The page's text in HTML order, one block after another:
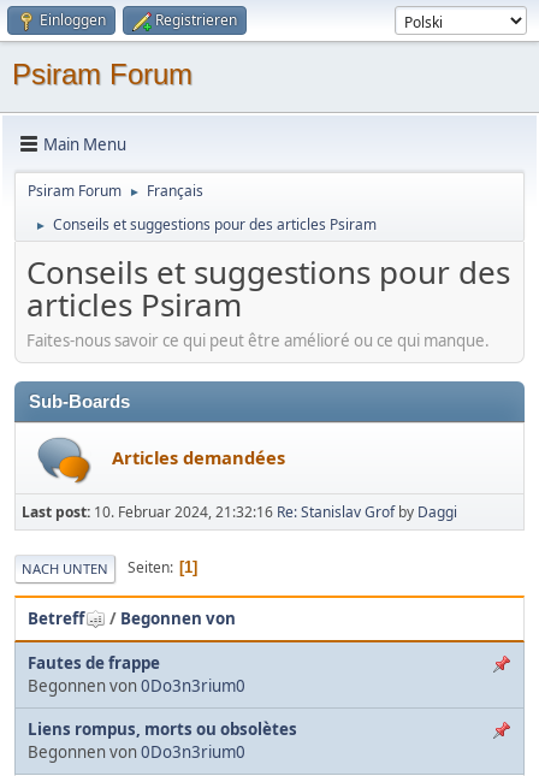
Einloggen Registrieren
Psiram Forum
Main Menu
Psiram Forum ► Français
► Conseils et suggestions pour des articles Psiram
Conseils et suggestions pour des
articles Psiram
Faites-nous savoir ce qui peut être amélioré ou ce qui manque.
Sub-Boards
Articles demandées
Last post: 10. Februar 2024, 21:32:16 Re: Stanislav Grofby Daggi
NACH UNTEN Seiten 1
Betreff / Begonnen von
Fautes de frappe
Begonnen von0Do3n3rium0
Liens rompus, morts ou obsolètes
Begonnen von0Do3n3rium0